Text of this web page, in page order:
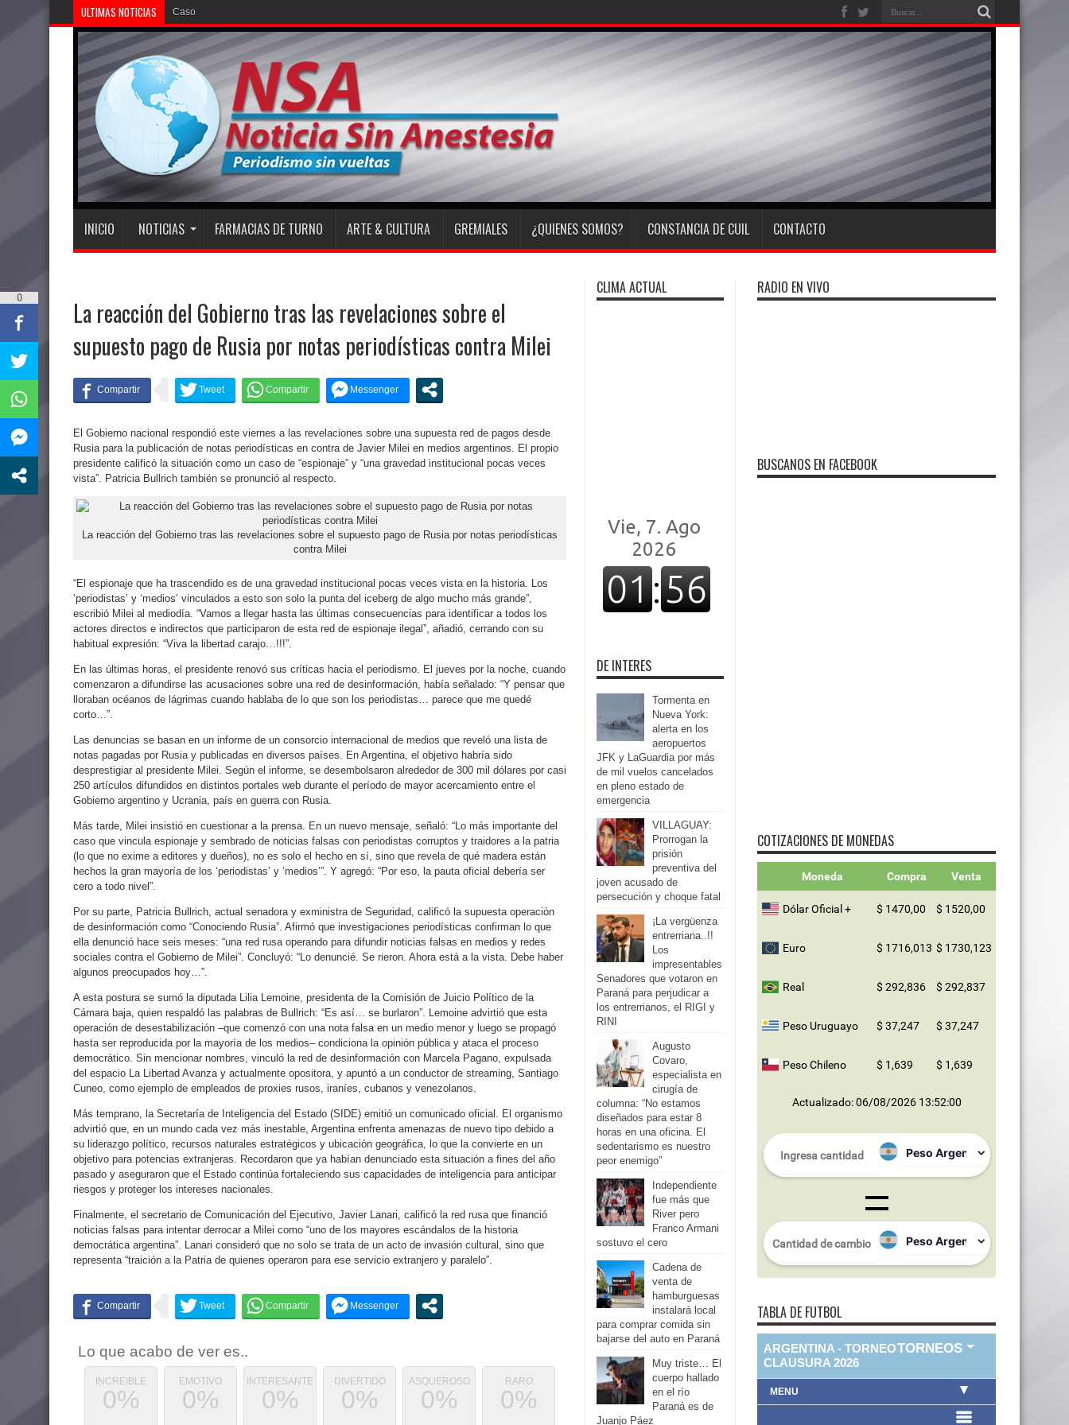
ULTIMAS NOTICIAS Caso Agostina: la quer
INICIO NOTICIAS FARMACIAS DE TURNO ARTE & CULTURA GREMIALES ¿QUIENES SOMOS? CONSTANCIA DE CUIL CONTACTO
La reacción del Gobierno tras las revelaciones sobre el
supuesto pago de Rusia por notas periodísticas contra Milei
El Gobierno nacional respondió este viernes a las revelaciones sobre una supuesta red de pagos desde
Rusia para la publicación de notas periodísticas en contra de Javier Milei en medios argentinos. El propio
presidente calificó la situación como un caso de “espionaje” y “una gravedad institucional pocas veces
vista”. Patricia Bullrich también se pronunció al respecto.
La reacción del Gobierno tras las revelaciones sobre el supuesto pago de Rusia por notas periodísticas
contra Milei
“El espionaje que ha trascendido es de una gravedad institucional pocas veces vista en la historia. Los
‘periodistas’ y ‘medios’ vinculados a esto son solo la punta del iceberg de algo mucho más grande”,
escribió Milei al mediodía. “Vamos a llegar hasta las últimas consecuencias para identificar a todos los
actores directos e indirectos que participaron de esta red de espionaje ilegal”, añadió, cerrando con su
habitual expresión: “Viva la libertad carajo…!!!”.
En las últimas horas, el presidente renovó sus críticas hacia el periodismo. El jueves por la noche, cuando
comenzaron a difundirse las acusaciones sobre una red de desinformación, había señalado: “Y pensar que
lloraban océanos de lágrimas cuando hablaba de lo que son los periodistas… parece que me quedé
corto…”.
Las denuncias se basan en un informe de un consorcio internacional de medios que reveló una lista de
notas pagadas por Rusia y publicadas en diversos países. En Argentina, el objetivo habría sido
desprestigiar al presidente Milei. Según el informe, se desembolsaron alrededor de 300 mil dólares por casi
250 artículos difundidos en distintos portales web durante el período de mayor acercamiento entre el
Gobierno argentino y Ucrania, país en guerra con Rusia.
Más tarde, Milei insistió en cuestionar a la prensa. En un nuevo mensaje, señaló: “Lo más importante del
caso que vincula espionaje y sembrado de noticias falsas con periodistas corruptos y traidores a la patria
(lo que no exime a editores y dueños), no es solo el hecho en sí, sino que revela de qué madera están
hechos la gran mayoría de los ‘periodistas’ y ‘medios’”. Y agregó: “Por eso, la pauta oficial debería ser
cero a todo nivel”.
Por su parte, Patricia Bullrich, actual senadora y exministra de Seguridad, calificó la supuesta operación
de desinformación como “Conociendo Rusia”. Afirmó que investigaciones periodísticas confirman lo que
ella denunció hace seis meses: “una red rusa operando para difundir noticias falsas en medios y redes
sociales contra el Gobierno de Milei”. Concluyó: “Lo denuncié. Se rieron. Ahora está a la vista. Debe haber
algunos preocupados hoy…”.
A esta postura se sumó la diputada Lilia Lemoine, presidenta de la Comisión de Juicio Político de la
Cámara baja, quien respaldó las palabras de Bullrich: “Es así… se burlaron”. Lemoine advirtió que esta
operación de desestabilización –que comenzó con una nota falsa en un medio menor y luego se propagó
hasta ser reproducida por la mayoría de los medios– condiciona la opinión pública y ataca el proceso
democrático. Sin mencionar nombres, vinculó la red de desinformación con Marcela Pagano, expulsada
del espacio La Libertad Avanza y actualmente opositora, y apuntó a un conductor de streaming, Santiago
Cuneo, como ejemplo de empleados de proxies rusos, iraníes, cubanos y venezolanos.
Más temprano, la Secretaría de Inteligencia del Estado (SIDE) emitió un comunicado oficial. El organismo
advirtió que, en un mundo cada vez más inestable, Argentina enfrenta amenazas de nuevo tipo debido a
su liderazgo político, recursos naturales estratégicos y ubicación geográfica, lo que la convierte en un
objetivo para potencias extranjeras. Recordaron que ya habían denunciado esta situación a fines del año
pasado y aseguraron que el Estado continúa fortaleciendo sus capacidades de inteligencia para anticipar
riesgos y proteger los intereses nacionales.
Finalmente, el secretario de Comunicación del Ejecutivo, Javier Lanari, calificó la red rusa que financió
noticias falsas para intentar derrocar a Milei como “uno de los mayores escándalos de la historia
democrática argentina”. Lanari consideró que no solo se trata de un acto de invasión cultural, sino que
representa “traición a la Patria de quienes operaron para ese servicio extranjero y paralelo”.
Lo que acabo de ver es..
INCREIBLE
0%
EMOTIVO
0%
INTERESANTE
0%
DIVERTIDO
0%
ASQUEROSO
0%
RARO
0%
CLIMA ACTUAL
DE INTERES
Tormenta en
Nueva York:
alerta en los
aeropuertos
JFK y LaGuardia por más
de mil vuelos cancelados
en pleno estado de
emergencia
VILLAGUAY:
Prorrogan la
prisión
preventiva del
joven acusado de
persecución y choque fatal
¡La vergüenza
entrerriana..!!
Los
impresentables
Senadores que votaron en
Paraná para perjudicar a
los entrerrianos, el RIGI y
RINI
Augusto
Covaro,
especialista en
cirugía de
columna: “No estamos
diseñados para estar 8
horas en una oficina. El
sedentarismo es nuestro
peor enemigo”
Independiente
fue más que
River pero
Franco Armani
sostuvo el cero
Cadena de
venta de
hamburguesas
instalará local
para comprar comida sin
bajarse del auto en Paraná
Muy triste… El
cuerpo hallado
en el río
Paraná es de
Juanjo Páez
RADIO EN VIVO
BUSCANOS EN FACEBOOK
COTIZACIONES DE MONEDAS
Moneda Compra Venta
Dólar Oficial + $ 1470,00 $ 1520,00
Euro $ 1716,013 $ 1730,123
Real $ 292,836 $ 292,837
Peso Uruguayo $ 37,247 $ 37,247
Peso Chileno $ 1,639 $ 1,639
Actualizado: 06/08/2026 13:52:00
TABLA DE FUTBOL
0